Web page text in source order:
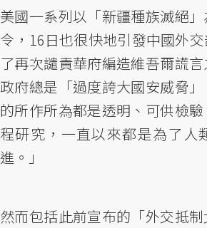
美國一系列以「新疆種族滅絕
令，16日也很快地引發中國外
了再次譴責華府編造維吾爾謊
政府總是「過度誇大國安威脅
的所作所為都是透明、可供檢
程研究，一直以來都是為了人
進。」
然而包括此前宣布的「外交抵制